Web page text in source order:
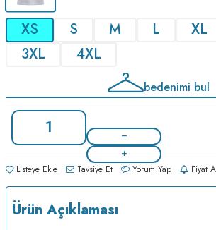
XS S M L XL
3XL
4XL
bedenimi bul
Listeye Ekle Tavsiye Et Yorum Yap Fiyat
Ürün Açıklaması